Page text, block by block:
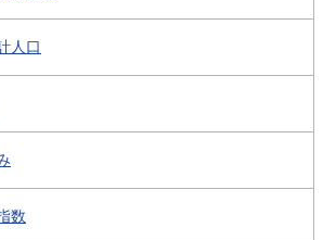
人口
数